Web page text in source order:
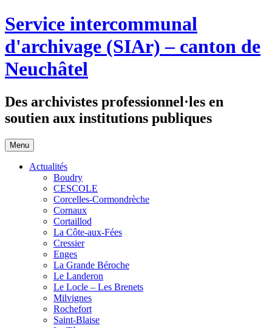
Aller
au
contenu
Service intercommunal
d'archivage (SIAr) – canton de
Neuchâtel
Des archivistes professionnel·les en
soutien aux institutions publiques
Menu
Actualités
Boudry
CESCOLE
Corcelles-Cormondrèche
Cornaux
Cortaillod
La Côte-aux-Fées
Cressier
Enges
La Grande Béroche
Le Landeron
Le Locle – Les Brenets
Milvignes
Rochefort
Saint-Blaise